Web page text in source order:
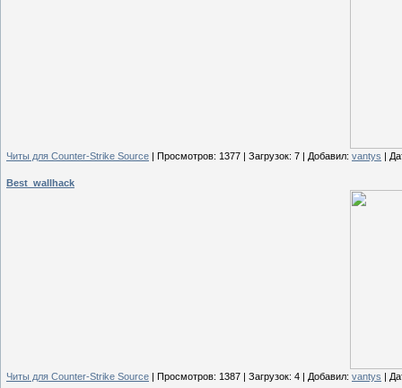
Читы для Counter-Strike Source | Просмотров: 1377 | Загрузок: 7 | Добавил: vantys |
Best_wallhack
Читы для Counter-Strike Source | Просмотров: 1387 | Загрузок: 4 | Добавил: vantys |